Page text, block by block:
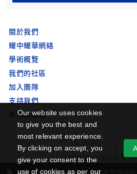
Our website uses cookies
to give you the best and
most relevant experience.
By clicking on accept, you
give your consent to the
use of cookies as per our
關於我們
耀中耀華網絡
學術概覽
我們的社區
加入團隊
支持我們
新聞及媒體
私隱條款
© 2026 耀中耀華教育網